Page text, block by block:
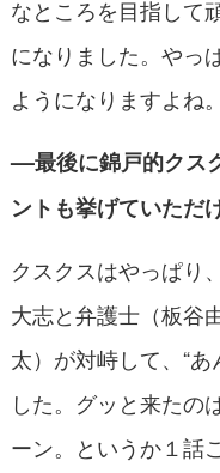
なところを目指して
になりました。やっ
ようになりますよね。
––最後に錦戸的クス
ントも挙げていただ
クスクスはやっぱり
大志と弁護士（板谷
太）が対峙して、“
した。グッと来たの
ーン。というか１話